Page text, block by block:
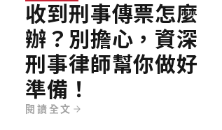
收到刑事傳票怎麼
辦？別擔心，資深
刑事律師幫你做好
準備！
閱讀全文